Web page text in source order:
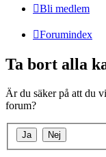
Bli medlem
Forumindex
Ta bort alla
Är du säker på att du
forum?